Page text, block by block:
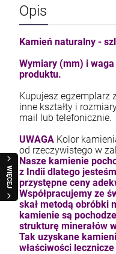
WIĘCEJ
Opis
Kamień naturalny -
Wymiary (mm) i
produktu.
Kupujesz egzemplarz
inne kształty i
mail lub telefonicznie.
UWAGA Kolor
od rzeczywistego w
Nasze kamienie
z Indii dlatego
przystępne ceny
Współpracujemy ze
skał metodą obróbki
kamienie są
strukturę minerałów
Tak uzyskane
właściwości